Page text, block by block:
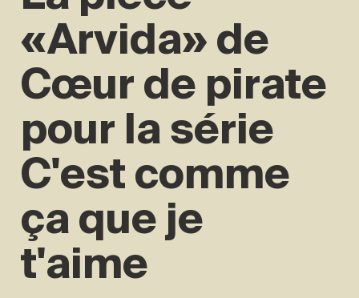
«Arvida» de
Cœur de pirate
pour la série
C'est comme
ça que je
t'aime